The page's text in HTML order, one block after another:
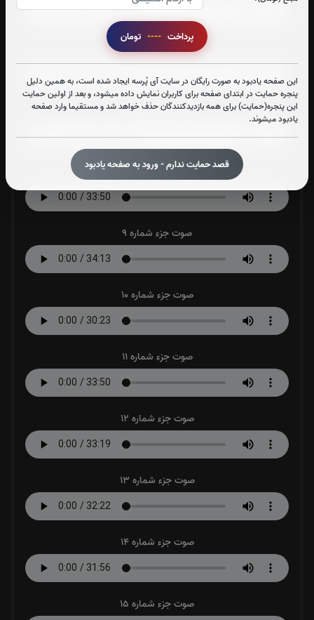
پرداخت ----
این صفحه یادبود به صورت رایگان در سایت آی پُرسه ایجاد شده است، به همین دلیل
پنجره حمایت در ابتدای صفحه برای کاربران نمایش داده میشود، و بعد از اولین حمایت
این پنجره(حمایت) برای همه بازدیدکنندگان حذف خواهد شد و مستقیما وارد صفحه
یادبود میشوند.
قصد حمایت ندارم - ورود به صفحه یادبود
صوت جزء شماره 6
صوت جزء شماره 7
صوت جزء شماره 8
صوت جزء شماره 9
صوت جزء شماره 10
صوت جزء شماره 11
صوت جزء شماره 12
صوت جزء شماره 13
صوت جزء شماره 14
صوت جزء شماره 15